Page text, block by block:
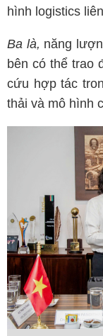
hình logistics
Ba là, năng
bên có thể trao
cứu hợp tác
thải và mô hình